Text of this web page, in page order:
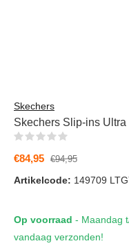
Skechers
Skechers Slip-ins
€84,95 €94,95
Artikelcode: 149709
Op voorraad - Maandag
vandaag verzonden!